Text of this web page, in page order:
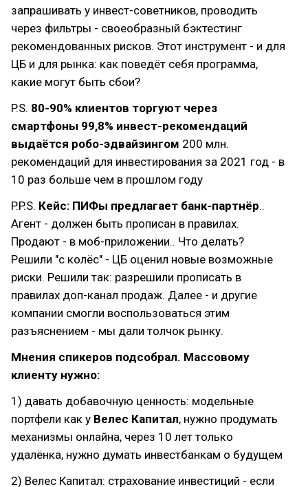
запрашивать у инвест-советников, проводить
через фильтры - своеобразный бэктестинг
рекомендованных рисков. Этот инструмент - и для
ЦБ и для рынка: как поведёт себя программа,
какие могут быть сбои?
P.S. 80-90% клиентов торгуют через
смартфоны 99,8% инвест-рекомендаций
выдаётся робо-эдвайзингом 200 млн.
рекомендаций для инвестирования за 2021 год - в
10 раз больше чем в прошлом году
P.P.S. Кейс: ПИФы предлагает банк-партнёр..
Агент - должен быть прописан в правилах.
Продают - в моб-приложении.. Что делать?
Решили "с колёс" - ЦБ оценил новые возможные
риски. Решили так: разрешили прописать в
правилах доп-канал продаж. Далее - и другие
компании смогли воспользоваться этим
разъяснением - мы дали толчок рынку.
Мнения спикеров подсобрал. Массовому
клиенту нужно:
1) давать добавочную ценность: модельные
портфели как у Велес Капитал, нужно продумать
механизмы онлайна, через 10 лет только
удалёнка, нужно думать инвестбанкам о будущем
2) Велес Капитал: страхование инвестиций - если